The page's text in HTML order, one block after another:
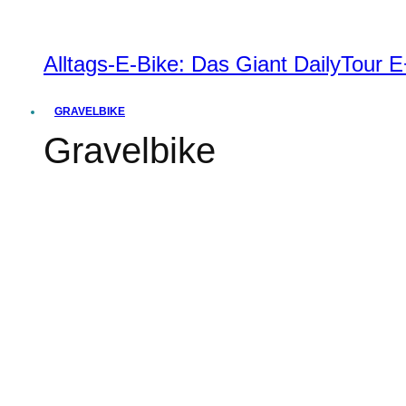
Alltags-E-Bike: Das Giant DailyTour
GRAVELBIKE
Gravelbike